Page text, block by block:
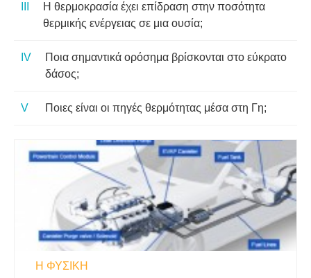
Η θερμοκρασία έχει επίδραση στην ποσότητα
θερμικής ενέργειας σε μια ουσία;
Ποια σημαντικά ορόσημα βρίσκονται στο εύκρατο
δάσος;
Ποιες είναι οι πηγές θερμότητας μέσα στη Γη;
Η ΦΥΣΙΚΗ